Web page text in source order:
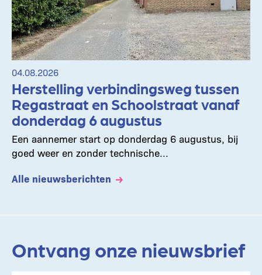
04.08.2026
Herstelling verbindingsweg tussen
Regastraat en Schoolstraat vanaf
donderdag 6 augustus
Een aannemer start op donderdag 6 augustus, bij
goed weer en zonder technische...
Alle nieuwsberichten
Ontvang onze nieuwsbrief